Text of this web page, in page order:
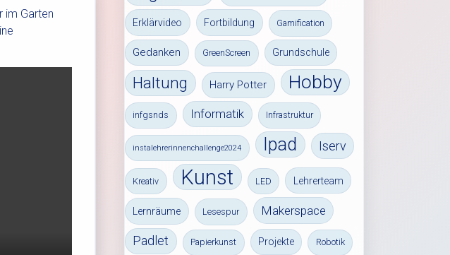
im Garten
Erklärvideo Fortbildung Gamification
Gedanken GreenScreen Grundschule
Haltung Harry Potter Hobby
infgsnds Informatik Infrastruktur
instalehrerinnenchallenge2024 Ipad Iserv
Kreativ Kunst LED Lehrerteam
Lernräume Lesespur Makerspace
Padlet Papierkunst Projekte Robotik